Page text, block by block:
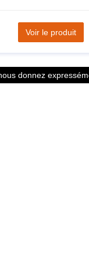
Voir le produit
donnez